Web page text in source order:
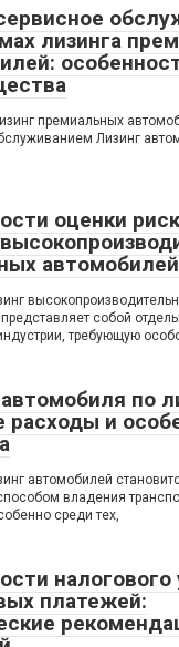
лизинга
премиальных
Лизинг
оценки
автомобилей
собой
требующую
по
и
автомобилей
владения
среди тех,
налогового
платежей: